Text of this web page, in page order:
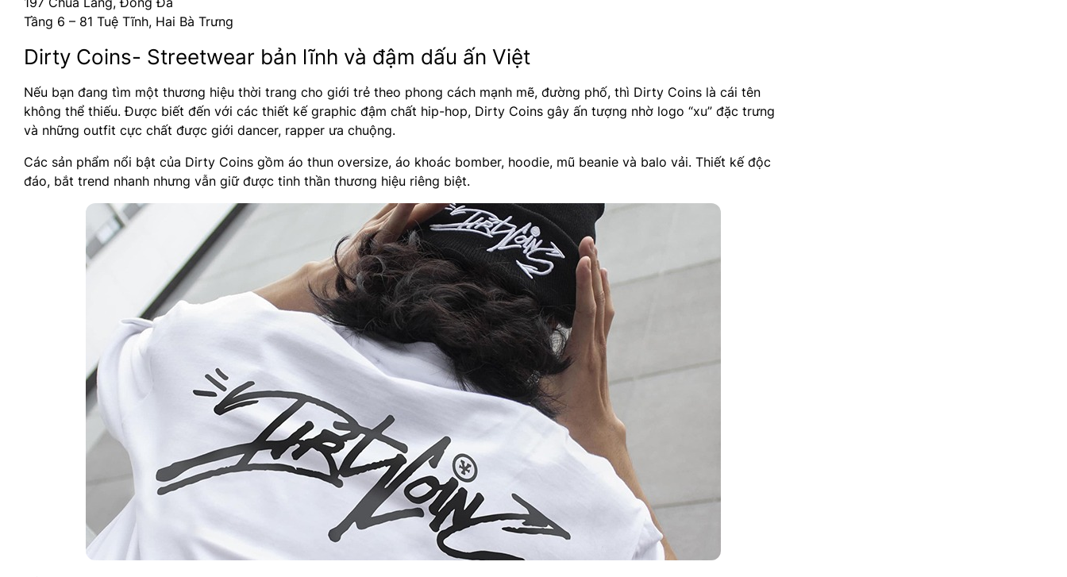
Tầng 6 – 81 Tuệ Tĩnh, Hai Bà Trưng
Dirty Coins- Streetwear bản lĩnh và đậm dấu ấn Việt
Nếu bạn đang tìm một thương hiệu thời trang cho giới trẻ theo phong cách mạnh mẽ, đường phố, thì Dirty Coins là cái tên
không thể thiếu. Được biết đến với các thiết kế graphic đậm chất hip-hop, Dirty Coins gây ấn tượng nhờ logo “xu” đặc trưng
và những outfit cực chất được giới dancer, rapper ưa chuộng.
Các sản phẩm nổi bật của Dirty Coins gồm áo thun oversize, áo khoác bomber, hoodie, mũ beanie và balo vải. Thiết kế độc
đáo, bắt trend nhanh nhưng vẫn giữ được tinh thần thương hiệu riêng biệt.